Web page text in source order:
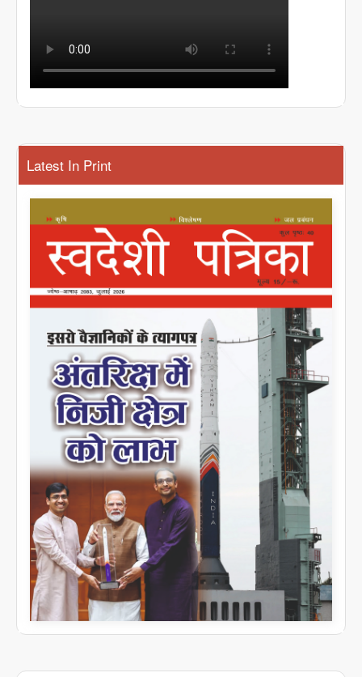
Latest In Print